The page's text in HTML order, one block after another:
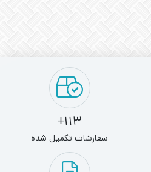
113+
سفارشات تکمیل شده